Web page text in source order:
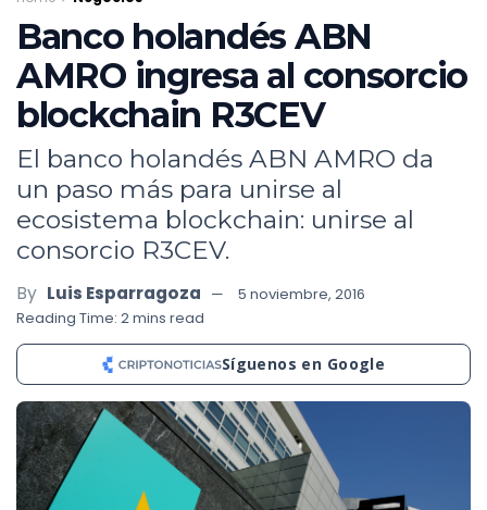
Banco holandés ABN
AMRO ingresa al consorcio
blockchain R3CEV
El banco holandés ABN AMRO da
un paso más para unirse al
ecosistema blockchain: unirse al
consorcio R3CEV.
By Luis Esparragoza
5 noviembre, 2016
Reading Time: 2 mins read
Síguenos en Google